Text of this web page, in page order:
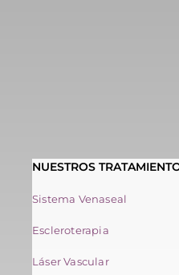
NUESTROS
Sistema Venaseal
Escleroterapia
Láser Vascular